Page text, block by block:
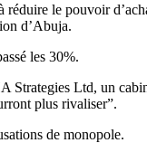
le pouvoir
d’Abuja.
les 30%.
Strategies Ltd, un
plus rivaliser”.
de monopole.